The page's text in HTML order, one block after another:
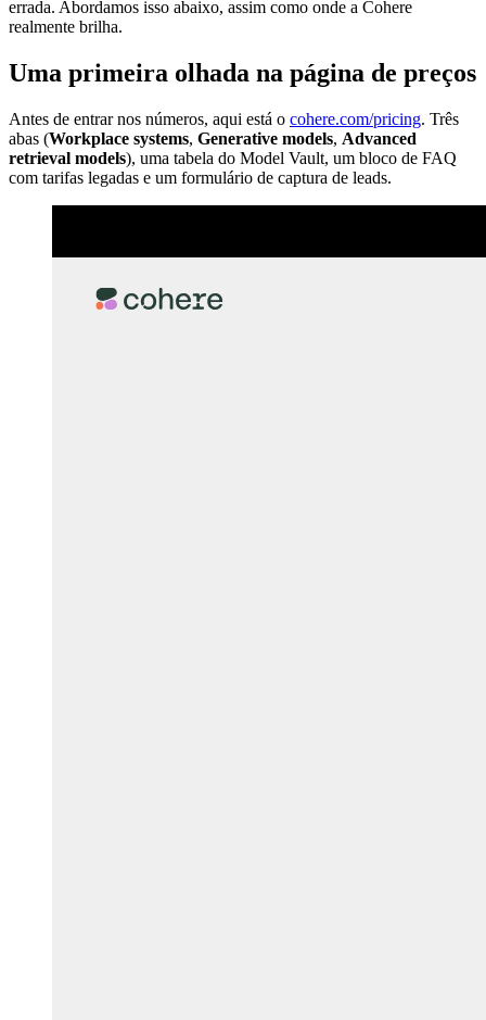
errada. Abordamos isso abaixo, assim como onde a Cohere
realmente brilha.
Uma primeira olhada na página de preços
Antes de entrar nos números, aqui está o cohere.com/pricing. Três
abas (Workplace systems, Generative models, Advanced
retrieval models), uma tabela do Model Vault, um bloco de FAQ
com tarifas legadas e um formulário de captura de leads.